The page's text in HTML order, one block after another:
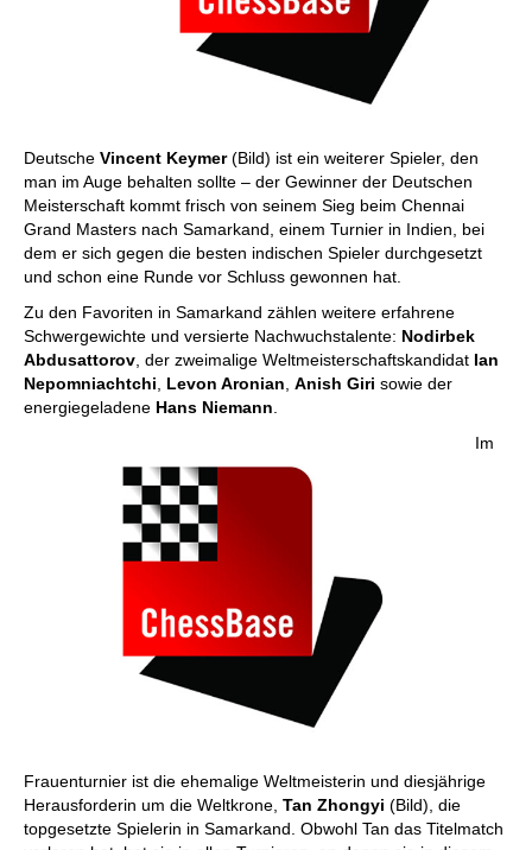
Deutsche Vincent Keymer(Bild) ist ein weiterer Spieler, den
man im Auge behalten sollte – der Gewinner der Deutschen
Meisterschaft kommt frisch von seinem Sieg beim Chennai
Grand Masters nach Samarkand, einem Turnier in Indien, bei
dem er sich gegen die besten indischen Spieler durchgesetzt
und schon eine Runde vor Schluss gewonnen hat.
Zu den Favoriten in Samarkand zählen weitere erfahrene
Schwergewichte und versierte Nachwuchstalente: Nodirbek
Abdusattorov , der zweimalige Weltmeisterschaftskandidat Ian
Nepomniachtchi
Levon Aronian Anish Giri sowie der
energiegeladene Hans Niemann
Im
Frauenturnier ist die ehemalige Weltmeisterin und diesjährige
Herausforderin um die Weltkrone, Tan Zhongyi (Bild), die
topgesetzte Spielerin in Samarkand. Obwohl Tan das Titelmatch